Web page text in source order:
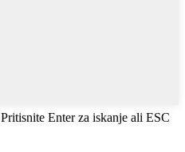
Pritisnite Enter za iskanje ali ESC